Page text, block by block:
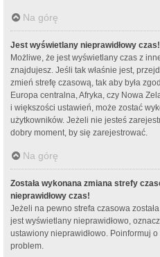
Na górę
Jest wyświetlany nieprawidłowy czas!
Możliwe, że jest wyświetlany czas z
znajdujesz. Jeśli tak właśnie jest,
zmień strefę czasową, tak aby była
Europa centralna, Afryka, czy Nowa
i większości ustawień, może zostać
użytkowników. Jeżeli nie jesteś
dobry moment, by się zarejestrować.
Na górę
Została wykonana zmiana strefy
nieprawidłowy czas!
Jeżeli na pewno strefa czasowa
jest wyświetlany nieprawidłowo,
ustawiony nieprawidłowo. Poinformuj
problem.